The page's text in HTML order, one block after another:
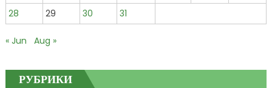
28
29 30 31
« Jun Aug »
РУБРИКИ